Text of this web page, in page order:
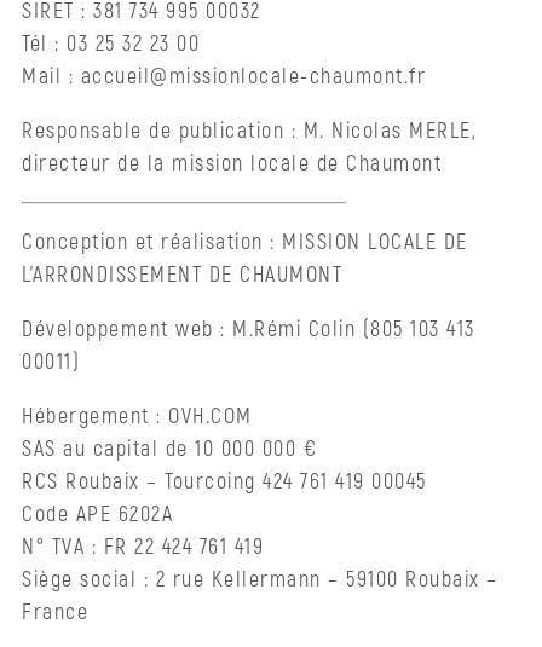
SIRET : 381 734 995 00032
Tél : 03 25 32 23 00
Mail : accueil@missionlocale-chaumont.fr
Responsable de publication : M. Nicolas MERLE,
directeur de la mission locale de Chaumont
Conception et réalisation : MISSION LOCALE DE
L’ARRONDISSEMENT DE CHAUMONT
Développement web : M.Rémi Colin (805 103 413
00011)
Hébergement : OVH.COM
SAS au capital de 10 000 000 €
RCS Roubaix – Tourcoing 424 761 419 00045
Code APE 6202A
N° TVA : FR 22 424 761 419
Siège social : 2 rue Kellermann – 59100 Roubaix –
France
Parrainage
jeune
RSA
Bâtissons
ensemble
ton
Espace
métiers
Nos
ateliers
Demander